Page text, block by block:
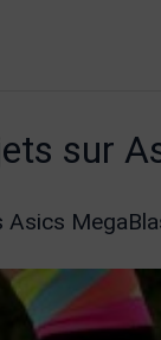
sur
Asics